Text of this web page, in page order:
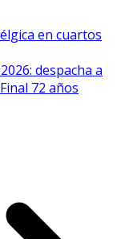
en cuartos
despacha a
72 años